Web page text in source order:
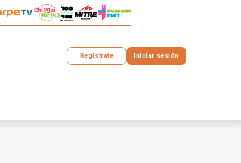
Registrate Iniciar sesión